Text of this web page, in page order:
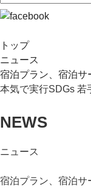
トップ
ニュース
宿泊プラン、宿泊サ
本気で実行SDGs 若
NEWS
ニュース
宿泊プラン、宿泊サ